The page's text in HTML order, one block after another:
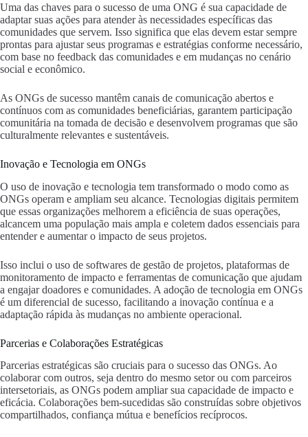
Uma das chaves para o sucesso de uma ONG é sua capacidade de
adaptar suas ações para atender às necessidades específicas das
comunidades que servem. Isso significa que elas devem estar sempre
prontas para ajustar seus programas e estratégias conforme necessário,
com base no feedback das comunidades e em mudanças no cenário
social e econômico.
As ONGs de sucesso mantêm canais de comunicação abertos e
contínuos com as comunidades beneficiárias, garantem participação
comunitária na tomada de decisão e desenvolvem programas que são
culturalmente relevantes e sustentáveis.
Inovação e Tecnologia em ONGs
O uso de inovação e tecnologia tem transformado o modo como as
ONGs operam e ampliam seu alcance. Tecnologias digitais permitem
que essas organizações melhorem a eficiência de suas operações,
alcancem uma população mais ampla e coletem dados essenciais para
entender e aumentar o impacto de seus projetos.
Isso inclui o uso de softwares de gestão de projetos, plataformas de
monitoramento de impacto e ferramentas de comunicação que ajudam
a engajar doadores e comunidades. A adoção de tecnologia em ONGs
é um diferencial de sucesso, facilitando a inovação contínua e a
adaptação rápida às mudanças no ambiente operacional.
Parcerias e Colaborações Estratégicas
Parcerias estratégicas são cruciais para o sucesso das ONGs. Ao
colaborar com outros, seja dentro do mesmo setor ou com parceiros
intersetoriais, as ONGs podem ampliar sua capacidade de impacto e
eficácia. Colaborações bem-sucedidas são construídas sobre objetivos
compartilhados, confiança mútua e benefícios recíprocos.